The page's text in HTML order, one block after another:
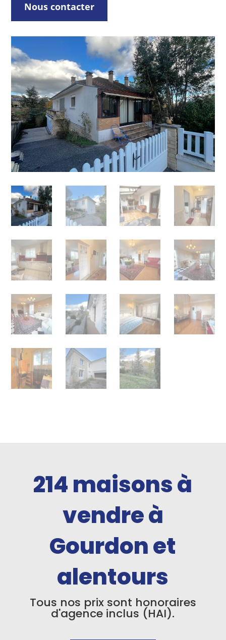
Nous contacter
214maisons à
vendre à
Gourdon et
alentours
Tous nos prix sont honoraires
d'agence inclus (HAI).